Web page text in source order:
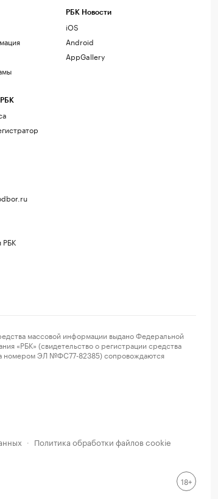
РБК
РБК Новости
iOS
Android
AppGallery
массовой информации выдано Федеральной
«РБК» (свидетельство о регистрации средства
номером ЭЛ №ФС77-82385) сопровождаются
· Политика обработки файлов cookie
18+